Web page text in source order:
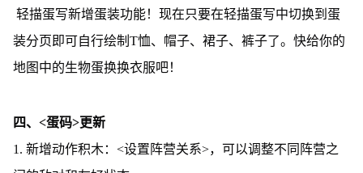
轻描蛋写新增蛋装功能！现在只要在轻描蛋写中切换到蛋
装分页即可自行绘制T恤、帽子、裙子、裤子了。快给你的
地图中的生物蛋换换衣服吧！
四、<蛋码>更新
1. 新增动作积木：<设置阵营关系>，可以调整不同阵营之